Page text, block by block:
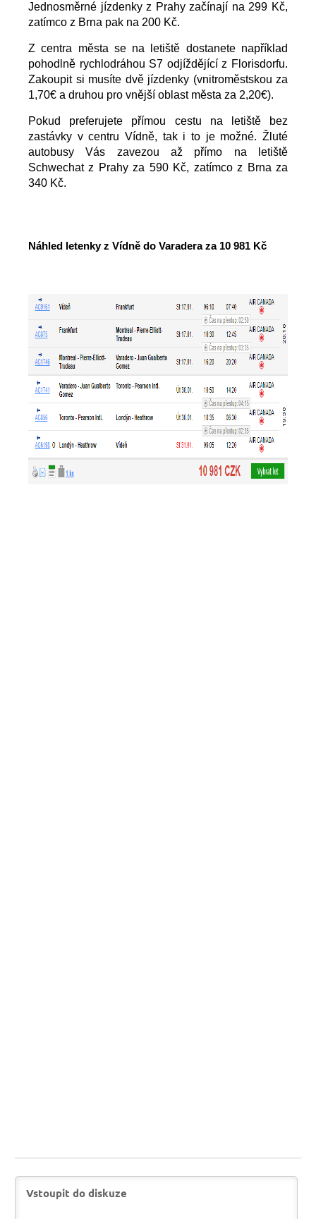
Jednosměrné jízdenky z Prahy začínají na 299 Kč,
zatímco z Brna pak na 200 Kč.
Z centra města se na letiště dostanete například
pohodlně rychlodráhou S7 odjíždějící z Florisdorfu.
Zakoupit si musíte dvě jízdenky (vnitroměstskou za
1,70€ a druhou pro vnější oblast města za 2,20€).
Pokud preferujete přímou cestu na letiště bez
zastávky v centru Vídně, tak i to je možné. Žluté
autobusy Vás zavezou až přímo na letiště
Schwechat z Prahy za 590 Kč, zatímco z Brna za
340 Kč.
Náhled letenky z Vídně do Varadera za 10 981 Kč